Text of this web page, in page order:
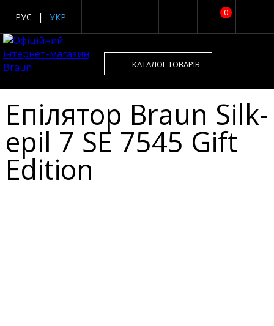
0
РУС УКР
КАТАЛОГ ТОВАРІВ
Епілятор Braun Silk-
epil 7 SE 7545 Gift
Edition